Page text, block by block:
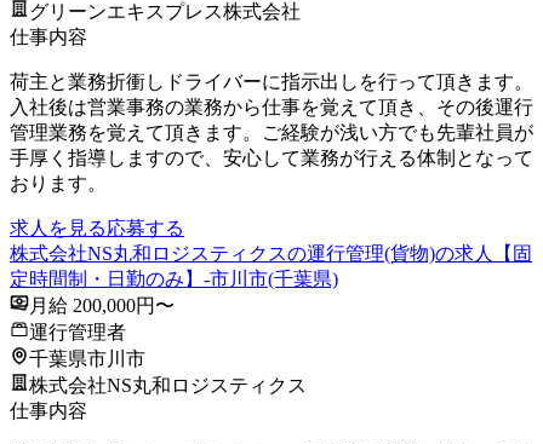
グリーンエキスプレス株式会社
仕事内容
荷主と業務折衝しドライバーに指示出しを行って頂きます。
入社後は営業事務の業務から仕事を覚えて頂き、その後運行
管理業務を覚えて頂きます。ご経験が浅い方でも先輩社員が
手厚く指導しますので、安心して業務が行える体制となって
おります。
求人を見る応募する
株式会社NS丸和ロジスティクスの運行管理(貨物)の求人【固
定時間制・日勤のみ】-市川市(千葉県)
月給 200,000円〜
運行管理者
千葉県市川市
株式会社NS丸和ロジスティクス
仕事内容